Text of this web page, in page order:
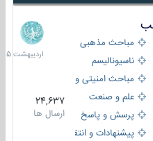
مباحث مذهبی
ناسیونالیسم
مباحث امنیتی و اطلاعاتی
علم و صنعت
پرسش و پاسخ
پیشنهادات و انتقادات
24,637
ارسال ها
8
1405